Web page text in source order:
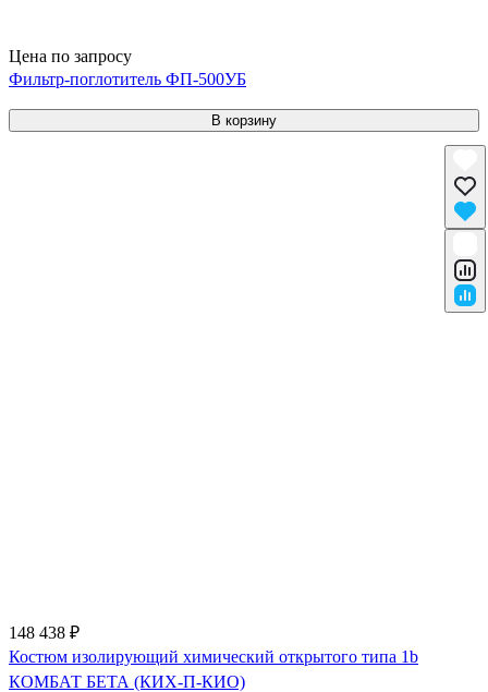
Цена по запросу
Фильтр-поглотитель ФП-500УБ
В корзину
148 438 ₽
Костюм изолирующий химический открытого типа 1b
КОМБАТ БЕТА (КИХ-П-КИО)